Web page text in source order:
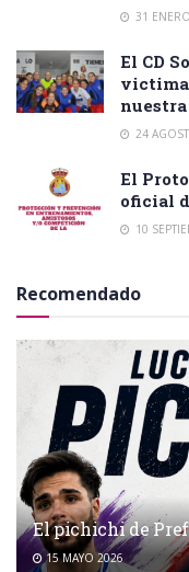
31
El CD
24
El
oficial
10
Recomendado
El pichichi de
15 MAYO 2026